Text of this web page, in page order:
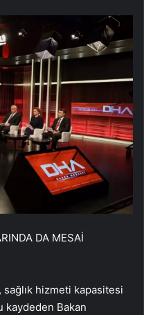
DA MESAİ
sağlık hizmeti kapasitesi
kaydeden Bakan